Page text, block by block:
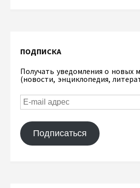
ПОДПИСКА
Получать уведомления о новых
(новости, энциклопедия,
Подписаться